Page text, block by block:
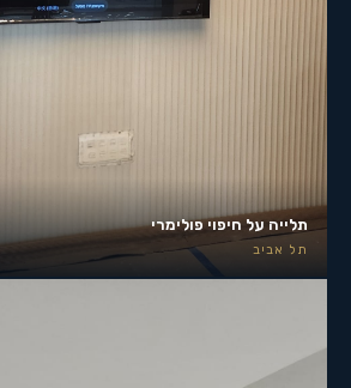
תלייה על חיפוי פולימרי
תל אביב